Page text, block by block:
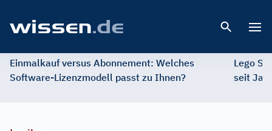
Einmalkauf versus Abonnement: Welches
Software-Lizenzmodell passt zu Ihnen?
Lego
seit